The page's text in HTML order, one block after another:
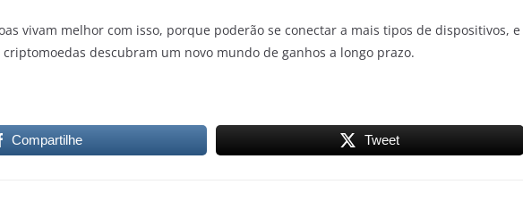
vivam melhor com isso, porque poderão se conectar a mais tipos de dispositivos, e
descubram um novo mundo de ganhos a longo prazo.
Compartilhe Tweet